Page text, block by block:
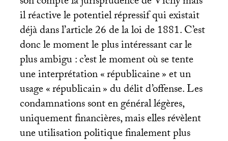
il réactive le potentiel répressif qui existait
déjà dans l’article 26 de la loi de 1881. C’est
donc le moment le plus intéressant car le
plus ambigu : c’est le moment où se tente
une interprétation «républicaine» et un
usage «républicain» du délit d’offense. Les
condamnations sont en général légères,
uniquement financières, mais elles révèlent
une utilisation politique finalement plus